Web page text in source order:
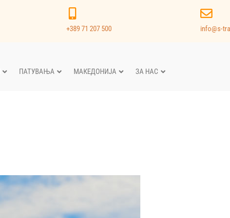
+389 71 207 500 info@s-
ПАТУВАЊА МАКЕДОНИЈА ЗА НАС